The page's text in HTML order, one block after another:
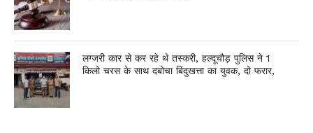
लग्जरी कार से कर रहे थे तस्करी, हल्दूचौड़ पुलिस ने 1
किलो चरस के साथ दबोचा बिंदुखत्ता का युवक, दो फरार,